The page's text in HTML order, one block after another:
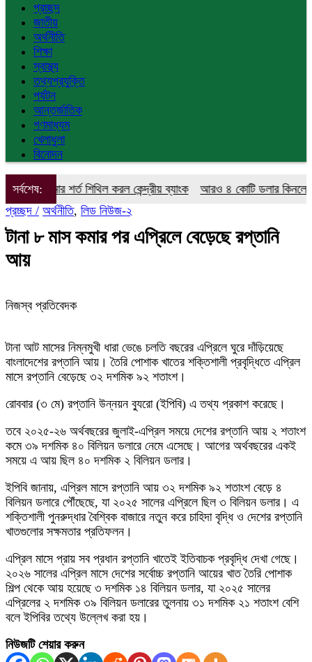
প্রচ্ছদ
জাতীয়
অর্থনীতি
শিক্ষা
স্বাস্থ্য
তথ্যপ্রযুক্তি
পর্যটন
আন্তর্জাতিক
গণমাধ্যম
খেলাধুলা
বিনোদন
সর্বশেষ:
শর্ত শিথিল করল কেন্দ্রীয় ব্যাংক
আরও ৪ কোটি ডলার কিনলো বাংলাদেশ
প্রচ্ছদ / অর্থনীতি, লিড নিউজ-২
টানা ৮ মাস কমার পর এপ্রিলে বেড়েছে রপ্তানি
আয়
নিজস্ব প্রতিবেদক
টানা আট মাসের নিম্নমুখী ধারা ভেঙে চলতি বছরের এপ্রিলে ঘুরে দাঁড়িয়েছে
বাংলাদেশের রপ্তানি আয়। তৈরি পোশাক খাতের শক্তিশালী প্রবৃদ্ধিতে এপ্রিল
মাসে রপ্তানি বেড়েছে ৩২ দশমিক ৯২ শতাংশ।
রোববার (৩ মে) রপ্তানি উন্নয়ন ব্যুরো (ইপিবি) এ তথ্য প্রকাশ করেছে।
তবে ২০২৫-২৬ অর্থবছরের জুলাই-এপ্রিল সময়ে দেশের রপ্তানি আয় ২ শতাংশ
কমে ৩৯ দশমিক ৪০ বিলিয়ন ডলারে নেমে এসেছে। আগের অর্থবছরের একই
সময়ে এ আয় ছিল ৪০ দশমিক ২ বিলিয়ন ডলার।
ইপিবি জানায়, এপ্রিল মাসে রপ্তানি আয় ৩২ দশমিক ৯২ শতাংশ বেড়ে ৪
বিলিয়ন ডলারে পৌঁছেছে, যা ২০২৫ সালের এপ্রিলে ছিল ৩ বিলিয়ন ডলার। এ
শক্তিশালী পুনরুদ্ধার বৈশ্বিক বাজারে নতুন করে চাহিদা বৃদ্ধি ও দেশের রপ্তানি
খাতগুলোর সক্ষমতার প্রতিফলন।
এপ্রিল মাসে প্রায় সব প্রধান রপ্তানি খাতেই ইতিবাচক প্রবৃদ্ধি দেখা গেছে।
২০২৬ সালের এপ্রিল মাসে দেশের সর্বোচ্চ রপ্তানি আয়ের খাত তৈরি পোশাক
শিল্প থেকে আয় হয়েছে ৩ দশমিক ১৪ বিলিয়ন ডলার, যা ২০২৫ সালের
এপ্রিলের ২ দশমিক ৩৯ বিলিয়ন ডলারের তুলনায় ৩১ দশমিক ২১ শতাংশ বেশি
বলে ইপিবির তথ্যে উল্লেখ করা হয়।
নিউজটি শেয়ার করুন